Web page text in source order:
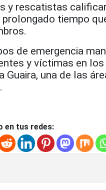
y rescatistas
prolongado tiempo
de emergencia
y víctimas en
Guaira, una de las
en tus redes: